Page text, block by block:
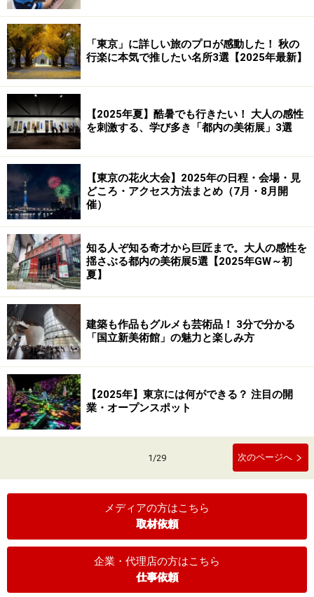
「東京」に詳しい旅のプロが感動した！ 秋の
行楽に本気で推したい名所3選【2025年最新】
【2025年夏】酷暑でも行きたい！ 大人の感性
を刺激する、学び多き「都内の美術展」3選
【東京の花火大会】2025年の日程・会場・見
どころ・アクセス方法まとめ（7月・8月開
催）
知る人ぞ知る奇才から巨匠まで。大人の感性を
揺さぶる都内の美術展5選【2025年GW～初
夏】
建築も作品もグルメも芸術品！ 3分で分かる
「国立新美術館」の魅力と楽しみ方
【2025年】東京には何ができる？ 注目の開
業・オープンスポット
1/29 次のページへ
メディアの方はこちら
取材依頼
企業・代理店の方はこちら
仕事依頼